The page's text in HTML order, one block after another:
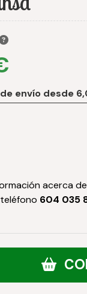
envío desde
acerca
604 035